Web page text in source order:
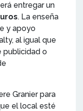
entregar un
. La enseña
y apoyo
al igual que
publicidad o
Granier para
el local esté